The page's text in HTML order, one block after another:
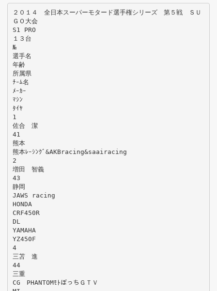
２０１４ 全日本スーパーモタード選手権シリーズ 第５戦 ＳＵ
ＧＯ大会
S1 PRO
１３台
№
選手名
年齢
所属県
ﾁｰﾑ名
ﾒｰｶｰ
ﾏｼﾝ
ﾀｲﾔ
1
佐合 潔
41
熊本
熊本ﾚｰｼﾝｸﾞ&AKBracing&saairacing
2
増田 智義
43
静岡
JAWS racing
HONDA
CRF450R
DL
YAMAHA
YZ450F
4
三苫 進
44
三重
CG PHANTOMﾓﾄぼっちＧＴＶ